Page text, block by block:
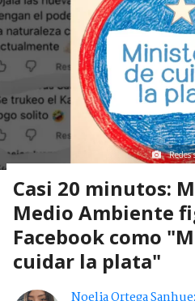
Casi 20 minutos:
Medio Ambiente
Facebook como
cuidar la plata"